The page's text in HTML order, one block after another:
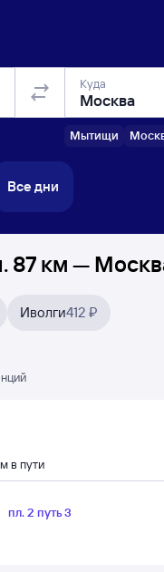
Куда
Мытищи
Все дни
87 км —
Иволги412 ₽
м в пути
пл. 2 путь 3